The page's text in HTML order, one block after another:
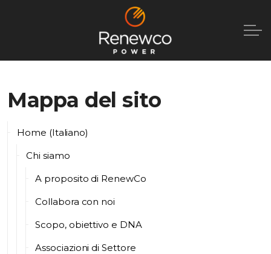
Mappa del sito
Home (Italiano)
Chi siamo
A proposito di RenewCo
Collabora con noi
Scopo, obiettivo e DNA
Associazioni di Settore